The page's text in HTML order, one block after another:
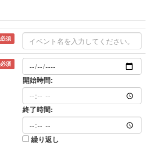
必須
必須
開始時間:
終了時間:
繰り返し